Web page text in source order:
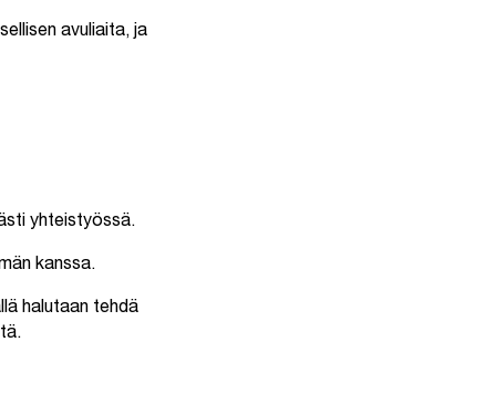
avuliaita, ja
yhteistyössä.
kanssa.
halutaan tehdä